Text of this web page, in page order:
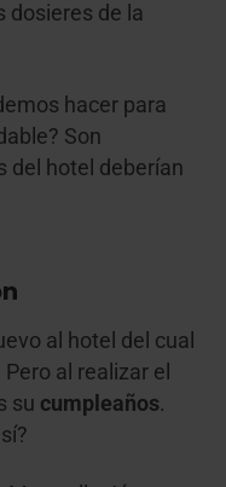
dosieres de la
hacer para
Son
del hotel deberían
al hotel del cual
al realizar el
su cumpleaños.